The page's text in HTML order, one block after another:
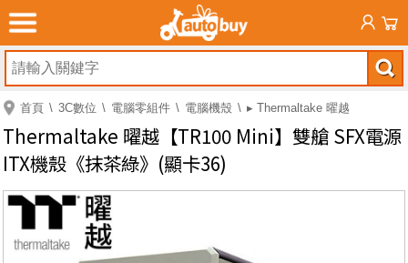
首頁 3C數位 電腦零組件 電腦機殼 ▸ Thermaltake 曜越
Thermaltake 曜越【TR100 Mini】雙艙 SFX電源
ITX機殼《抹茶綠》(顯卡36)